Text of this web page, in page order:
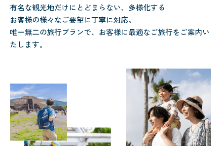
有名な観光地だけにとどまらない、多様化する
お客様の様々なご要望に丁寧に対応。
唯一無二の旅行プランで、お客様に最適なご旅行をご案内い
たします。